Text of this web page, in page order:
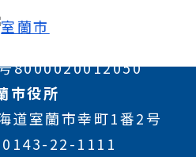
8000020012050
市役所
道室蘭市幸町1番2号
0143-22-1111